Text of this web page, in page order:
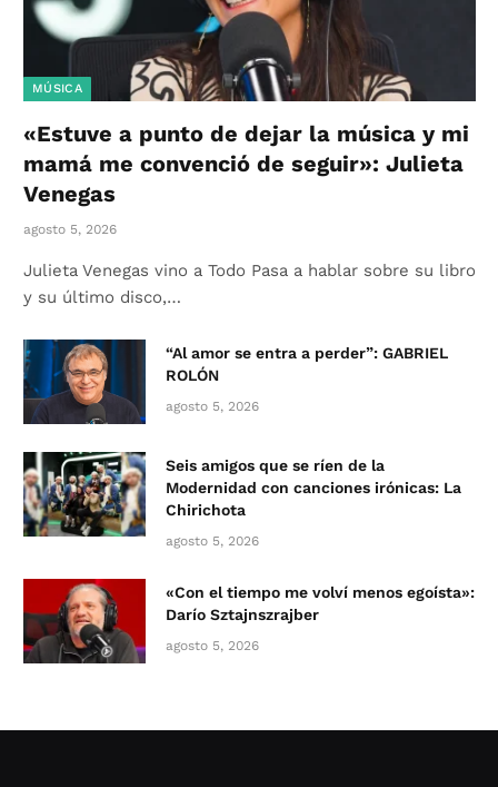
MÚSICA
«Estuve a punto de dejar la música y mi
mamá me convenció de seguir»: Julieta
Venegas
agosto 5, 2026
Julieta Venegas vino a Todo Pasa a hablar sobre su libro
y su último disco,…
“Al amor se entra a perder”: GABRIEL
ROLÓN
agosto 5, 2026
Seis amigos que se ríen de la
Modernidad con canciones irónicas: La
Chirichota
agosto 5, 2026
«Con el tiempo me volví menos egoísta»:
Darío Sztajnszrajber
agosto 5, 2026